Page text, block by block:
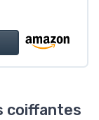
coiffantes